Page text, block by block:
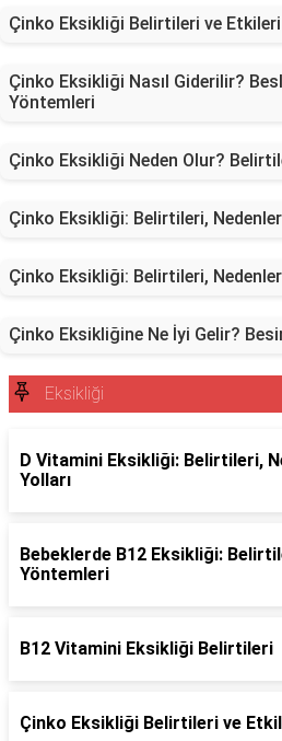
Çinko Eksikliği Belirtileri ve Etkileri
Çinko Eksikliği Nasıl Giderilir?
Yöntemleri
Çinko Eksikliği Neden Olur?
Çinko Eksikliği: Belirtileri,
Çinko Eksikliği: Belirtileri,
Çinko Eksikliğine Ne İyi Gelir?
Eksikliği
D Vitamini Eksikliği: Belirtileri,
Yolları
Bebeklerde B12 Eksikliği:
Yöntemleri
B12 Vitamini Eksikliği Belirtileri
Çinko Eksikliği Belirtileri ve